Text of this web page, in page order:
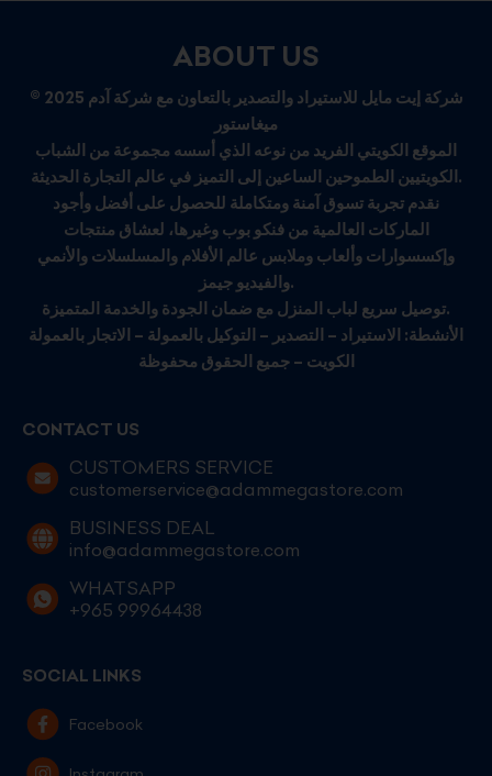
ABOUT US
© 2025 شركة إيت مايل للاستيراد والتصدير بالتعاون مع شركة آدم
ميغاستور
الموقع الكويتي الفريد من نوعه الذي أسسه مجموعة من الشباب
الكويتيين الطموحين الساعين إلى التميز في عالم التجارة الحديثة.
نقدم تجربة تسوق آمنة ومتكاملة للحصول على أفضل وأجود
الماركات العالمية من فنكو بوب وغيرها، لعشاق منتجات
وإكسسوارات وألعاب وملابس عالم الأفلام والمسلسلات والأنمي
والفيديو جيمز.
توصيل سريع لباب المنزل مع ضمان الجودة والخدمة المتميزة.
الأنشطة: الاستيراد – التصدير – التوكيل بالعمولة – الاتجار بالعمولة
الكويت – جميع الحقوق محفوظة
CONTACT US
CUSTOMERS SERVICE
customerservice@adammegastore.com
BUSINESS DEAL
info@adammegastore.com
WHATSAPP
+965 99964438
SOCIAL LINKS
Facebook